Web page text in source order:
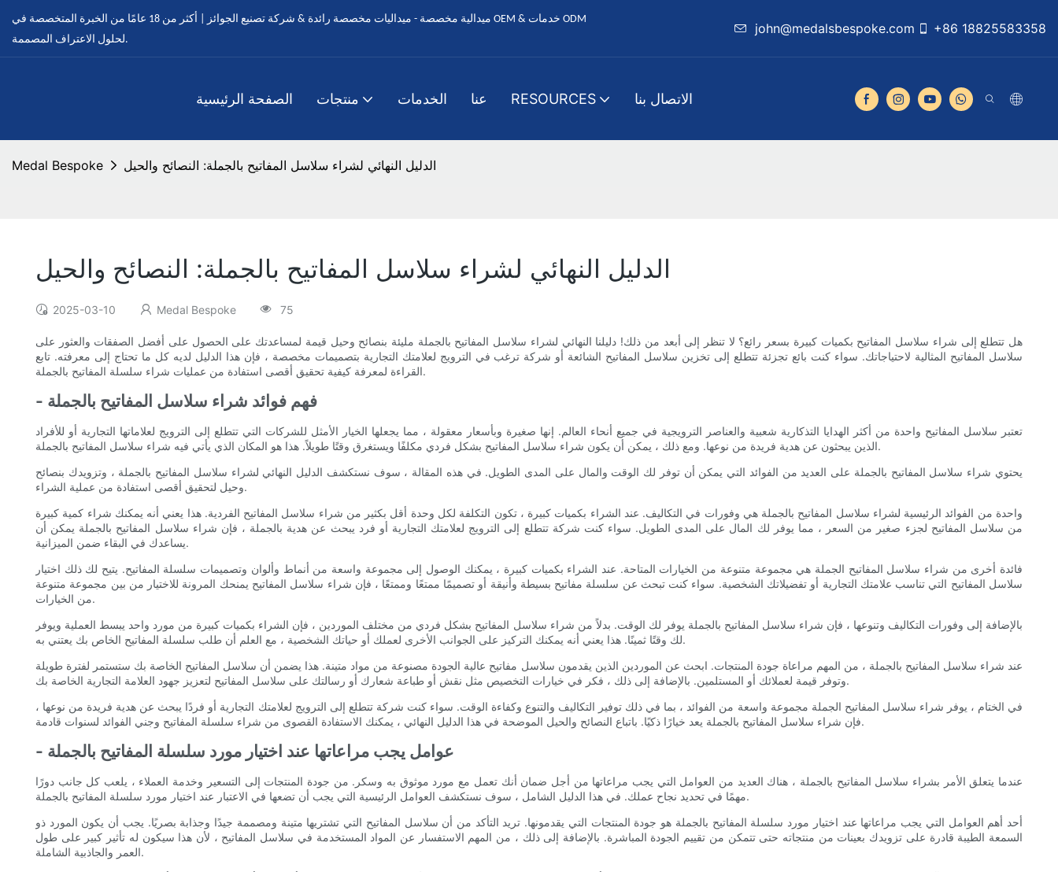
ميدالية مخصصة - ميداليات مخصصة رائدة & شركة تصنيع الجوائز | أكثر من 18 عامًا من الخبرة المتخصصة في OEM & خدمات ODM
لحلول الاعتراف المصممة.
john@medalsbespoke.com +86 18825583358
الصفحة الرئيسية منتجات الخدمات عنا RESOURCES الاتصال بنا
Medal Bespoke الدليل النهائي لشراء سلاسل المفاتيح بالجملة: النصائح والحيل
الدليل النهائي لشراء سلاسل المفاتيح بالجملة: النصائح والحيل
2025-03-10 Medal Bespoke 75
هل تتطلع إلى شراء سلاسل المفاتيح بكميات كبيرة بسعر رائع؟ لا تنظر إلى أبعد من ذلك! دليلنا النهائي لشراء سلاسل المفاتيح بالجملة مليئة بنصائح وحيل قيمة لمساعدتك على الحصول على أفضل الصفقات والعثور على
سلاسل المفاتيح المثالية لاحتياجاتك. سواء كنت بائع تجزئة تتطلع إلى تخزين سلاسل المفاتيح الشائعة أو شركة ترغب في الترويج لعلامتك التجارية بتصميمات مخصصة ، فإن هذا الدليل لديه كل ما تحتاج إلى معرفته. تابع
القراءة لمعرفة كيفية تحقيق أقصى استفادة من عمليات شراء سلسلة المفاتيح بالجملة.
- فهم فوائد شراء سلاسل المفاتيح بالجملة
تعتبر سلاسل المفاتيح واحدة من أكثر الهدايا التذكارية شعبية والعناصر الترويجية في جميع أنحاء العالم. إنها صغيرة وبأسعار معقولة ، مما يجعلها الخيار الأمثل للشركات التي تتطلع إلى الترويج لعلاماتها التجارية أو للأفراد
الذين يبحثون عن هدية فريدة من نوعها. ومع ذلك ، يمكن أن يكون شراء سلاسل المفاتيح بشكل فردي مكلفًا ويستغرق وقتًا طويلاً. هذا هو المكان الذي يأتي فيه شراء سلاسل المفاتيح بالجملة.
يحتوي شراء سلاسل المفاتيح بالجملة على العديد من الفوائد التي يمكن أن توفر لك الوقت والمال على المدى الطويل. في هذه المقالة ، سوف نستكشف الدليل النهائي لشراء سلاسل المفاتيح بالجملة ، وتزويدك بنصائح
وحيل لتحقيق أقصى استفادة من عملية الشراء.
واحدة من الفوائد الرئيسية لشراء سلاسل المفاتيح بالجملة هي وفورات في التكاليف. عند الشراء بكميات كبيرة ، تكون التكلفة لكل وحدة أقل بكثير من شراء سلاسل المفاتيح الفردية. هذا يعني أنه يمكنك شراء كمية كبيرة
من سلاسل المفاتيح لجزء صغير من السعر ، مما يوفر لك المال على المدى الطويل. سواء كنت شركة تتطلع إلى الترويج لعلامتك التجارية أو فرد يبحث عن هدية بالجملة ، فإن شراء سلاسل المفاتيح بالجملة يمكن أن
يساعدك في البقاء ضمن الميزانية.
فائدة أخرى من شراء سلاسل المفاتيح الجملة هي مجموعة متنوعة من الخيارات المتاحة. عند الشراء بكميات كبيرة ، يمكنك الوصول إلى مجموعة واسعة من أنماط وألوان وتصميمات سلسلة المفاتيح. يتيح لك ذلك اختيار
سلاسل المفاتيح التي تناسب علامتك التجارية أو تفضيلاتك الشخصية. سواء كنت تبحث عن سلسلة مفاتيح بسيطة وأنيقة أو تصميمًا ممتعًا وممتعًا ، فإن شراء سلاسل المفاتيح يمنحك المرونة للاختيار من بين مجموعة متنوعة
من الخيارات.
بالإضافة إلى وفورات التكاليف وتنوعها ، فإن شراء سلاسل المفاتيح بالجملة يوفر لك الوقت. بدلاً من شراء سلاسل المفاتيح بشكل فردي من مختلف الموردين ، فإن الشراء بكميات كبيرة من مورد واحد يبسط العملية ويوفر
لك وقتًا ثمينًا. هذا يعني أنه يمكنك التركيز على الجوانب الأخرى لعملك أو حياتك الشخصية ، مع العلم أن طلب سلسلة المفاتيح الخاص بك يعتني به.
عند شراء سلاسل المفاتيح بالجملة ، من المهم مراعاة جودة المنتجات. ابحث عن الموردين الذين يقدمون سلاسل مفاتيح عالية الجودة مصنوعة من مواد متينة. هذا يضمن أن سلاسل المفاتيح الخاصة بك ستستمر لفترة طويلة
وتوفر قيمة لعملائك أو المستلمين. بالإضافة إلى ذلك ، فكر في خيارات التخصيص مثل نقش أو طباعة شعارك أو رسالتك على سلاسل المفاتيح لتعزيز جهود العلامة التجارية الخاصة بك.
في الختام ، يوفر شراء سلاسل المفاتيح الجملة مجموعة واسعة من الفوائد ، بما في ذلك توفير التكاليف والتنوع وكفاءة الوقت. سواء كنت شركة تتطلع إلى الترويج لعلامتك التجارية أو فردًا يبحث عن هدية فريدة من نوعها ،
فإن شراء سلاسل المفاتيح بالجملة يعد خيارًا ذكيًا. باتباع النصائح والحيل الموضحة في هذا الدليل النهائي ، يمكنك الاستفادة القصوى من شراء سلسلة المفاتيح وجني الفوائد لسنوات قادمة.
- عوامل يجب مراعاتها عند اختيار مورد سلسلة المفاتيح بالجملة
عندما يتعلق الأمر بشراء سلاسل المفاتيح بالجملة ، هناك العديد من العوامل التي يجب مراعاتها من أجل ضمان أنك تعمل مع مورد موثوق به وسكر. من جودة المنتجات إلى التسعير وخدمة العملاء ، يلعب كل جانب دورًا
مهمًا في تحديد نجاح عملك. في هذا الدليل الشامل ، سوف نستكشف العوامل الرئيسية التي يجب أن تضعها في الاعتبار عند اختيار مورد سلسلة المفاتيح بالجملة.
أحد أهم العوامل التي يجب مراعاتها عند اختيار مورد سلسلة المفاتيح بالجملة هو جودة المنتجات التي يقدمونها. تريد التأكد من أن سلاسل المفاتيح التي تشتريها متينة ومصممة جيدًا وجذابة بصريًا. يجب أن يكون المورد ذو
السمعة الطيبة قادرة على تزويدك بعينات من منتجاته حتى تتمكن من تقييم الجودة المباشرة. بالإضافة إلى ذلك ، من المهم الاستفسار عن المواد المستخدمة في سلاسل المفاتيح ، لأن هذا سيكون له تأثير كبير على طول
العمر والجاذبية الشاملة.